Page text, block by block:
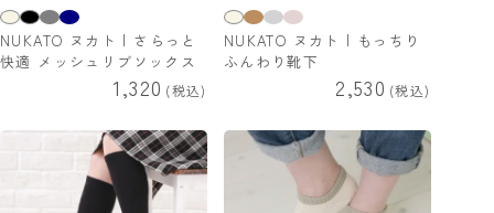
NUKATO ヌカト | さらっと
快適 メッシュリブソックス
1,320 税込
NUKATO ヌカト | もっちり
ふんわり靴下
2,530 税込